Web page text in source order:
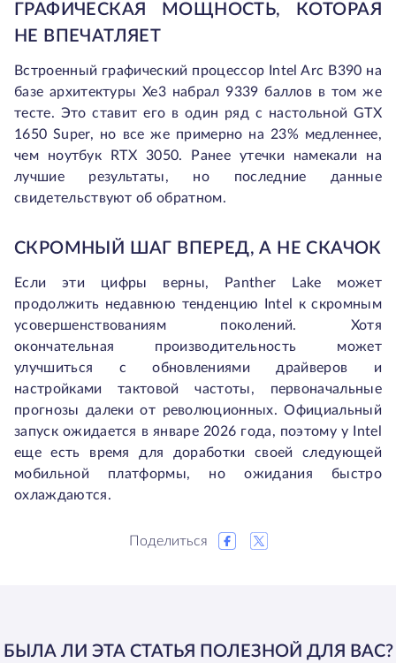
ГРАФИЧЕСКАЯ МОЩНОСТЬ, КОТОРАЯ
НЕ ВПЕЧАТЛЯЕТ
Встроенный графический процессор Intel Arc B390 на
базе архитектуры Xe3 набрал 9339 баллов в том же
тесте. Это ставит его в один ряд с настольной GTX
1650 Super, но все же примерно на 23% медленнее,
чем ноутбук RTX 3050. Ранее утечки намекали на
лучшие результаты, но последние данные
свидетельствуют об обратном.
СКРОМНЫЙ ШАГ ВПЕРЕД, А НЕ СКАЧОК
Если эти цифры верны, Panther Lake может
продолжить недавнюю тенденцию Intel к скромным
усовершенствованиям поколений. Хотя
окончательная производительность может
улучшиться с обновлениями драйверов и
настройками тактовой частоты, первоначальные
прогнозы далеки от революционных. Официальный
запуск ожидается в январе 2026 года, поэтому у Intel
еще есть время для доработки своей следующей
мобильной платформы, но ожидания быстро
охлаждаются.
Поделиться
БЫЛА ЛИ ЭТА СТАТЬЯ ПОЛЕЗНОЙ ДЛЯ ВАС?